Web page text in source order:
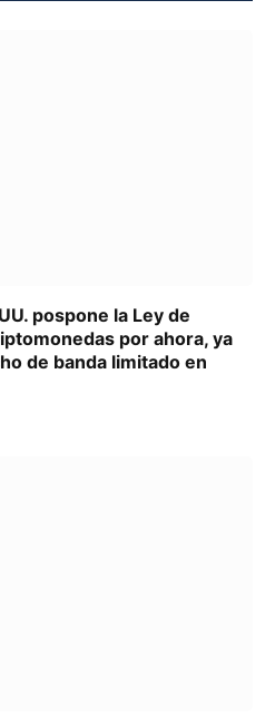
pospone la Ley de
por ahora, ya
de banda limitado en